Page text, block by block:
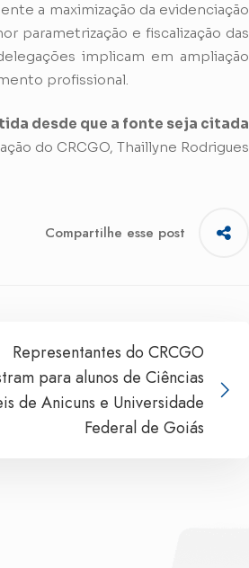
a maximização da evidenciação
parametrização e fiscalização das
implicam em ampliação
profissional.
desde que a fonte seja citada
do CRCGO, Thaillyne Rodrigues
Compartilhe esse post
Representantes do CRCGO
para alunos de Ciências
de Anicuns e Universidade
Federal de Goiás